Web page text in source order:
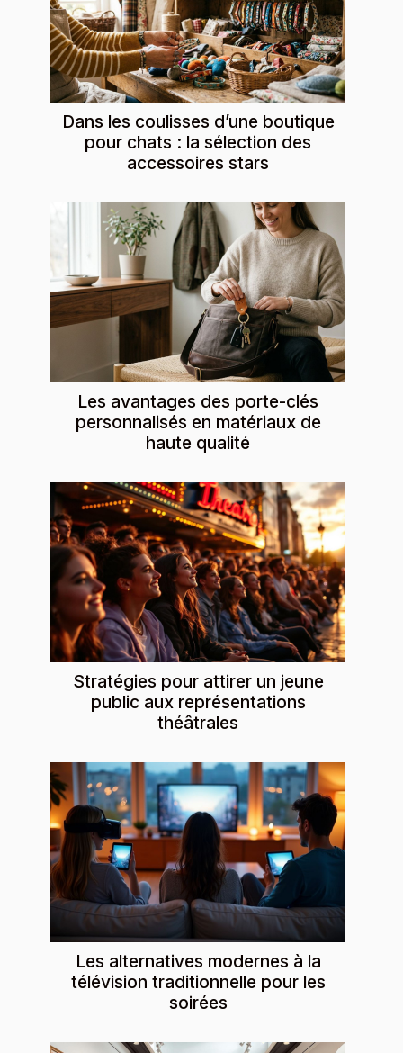
Dans les coulisses d’une boutique
pour chats : la sélection des
accessoires stars
Les avantages des porte-clés
personnalisés en matériaux de
haute qualité
Stratégies pour attirer un jeune
public aux représentations
théâtrales
Les alternatives modernes à la
télévision traditionnelle pour les
soirées